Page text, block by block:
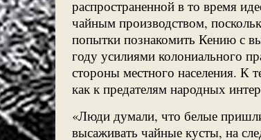
распространенной в то время
чайным производством,
попытки познакомить Кению с
году усилиями колониального
стороны местного населения. К
как к предателям народных
«Люди думали, что белые
высаживать чайные кусты, на